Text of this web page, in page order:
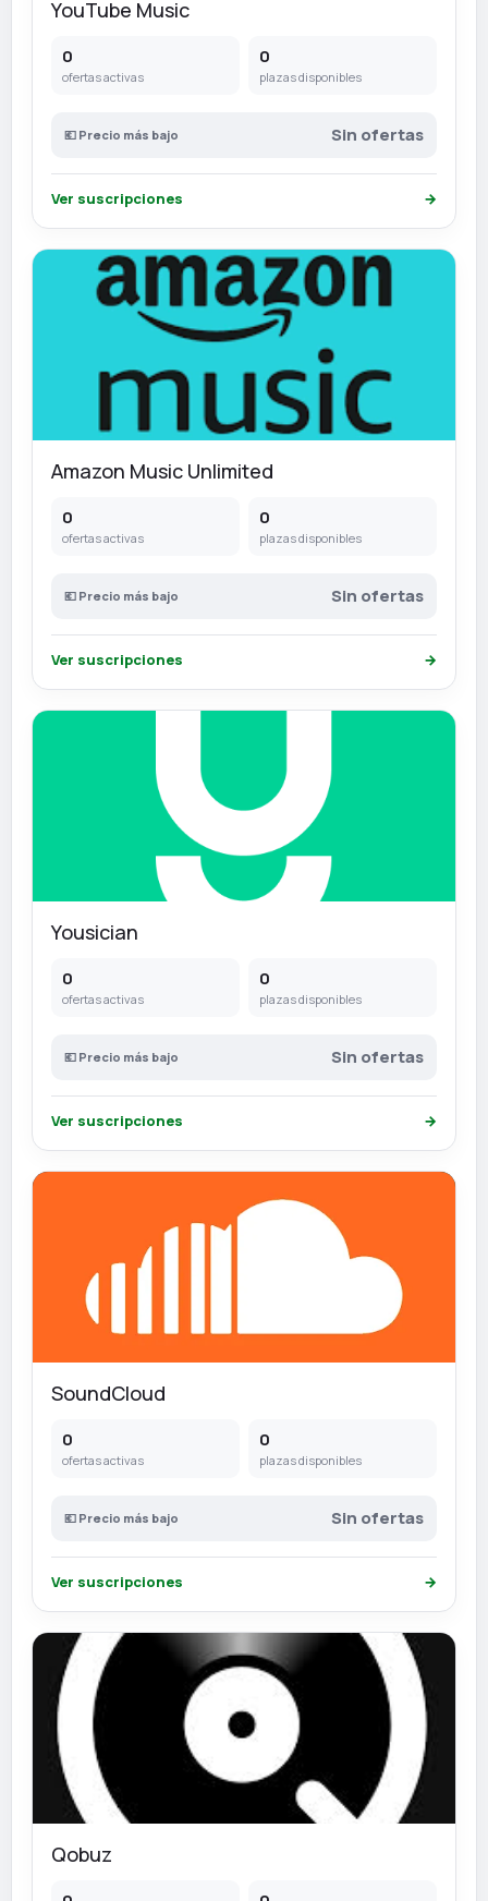
YouTube Music
0
ofertas activas
0
plazas disponibles
💶 Precio más bajo Sin ofertas
Ver suscripciones →
Amazon Music Unlimited
0
ofertas activas
0
plazas disponibles
💶 Precio más bajo Sin ofertas
Ver suscripciones →
Yousician
0
ofertas activas
0
plazas disponibles
💶 Precio más bajo Sin ofertas
Ver suscripciones →
SoundCloud
0
ofertas activas
0
plazas disponibles
💶 Precio más bajo Sin ofertas
Ver suscripciones →
Qobuz